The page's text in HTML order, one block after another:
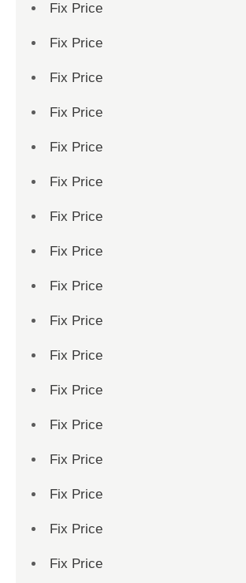
Fix Price
Fix Price
Fix Price
Fix Price
Fix Price
Fix Price
Fix Price
Fix Price
Fix Price
Fix Price
Fix Price
Fix Price
Fix Price
Fix Price
Fix Price
Fix Price
Fix Price